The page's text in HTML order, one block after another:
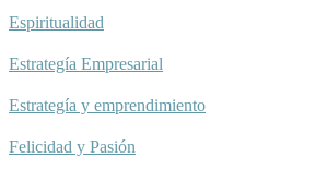
Espiritualidad
Estrategía Empresarial
Estrategía y emprendimiento
Felicidad y Pasión